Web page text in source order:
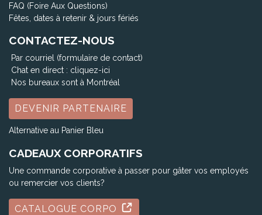
FAQ (Foire Aux Questions)
Fêtes, dates à retenir & jours fériés
CONTACTEZ-NOUS
Par courriel (formulaire de contact)
Chat en direct : cliquez-ici
Nos bureaux sont à Montréal
DEVENIR PARTENAIRE
Alternative au Panier Bleu
CADEAUX CORPORATIFS
Une commande corporative à passer pour gâter vos employés
ou remercier vos clients?
CATALOGUE CORPO